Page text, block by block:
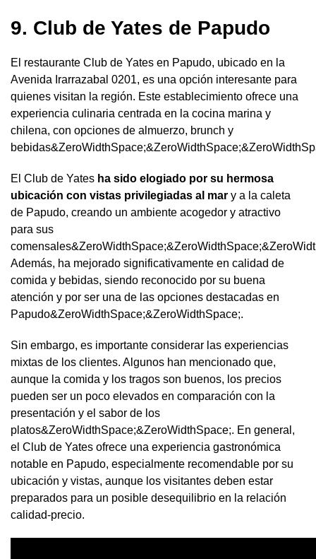
9. Club de Yates de Papudo
El restaurante Club de Yates en Papudo, ubicado en la
Avenida Irarrazabal 0201, es una opción interesante para
quienes visitan la región. Este establecimiento ofrece una
experiencia culinaria centrada en la cocina marina y
chilena, con opciones de almuerzo, brunch y
El Club de Yates ha sido elogiado por su hermosa
ubicación con vistas privilegiadas al mar y a la caleta
de Papudo, creando un ambiente acogedor y atractivo
para sus
Además, ha mejorado significativamente en calidad de
comida y bebidas, siendo reconocido por su buena
atención y por ser una de las opciones destacadas en
Papudo&ZeroWidthSpace;&ZeroWidthSpace;.
Sin embargo, es importante considerar las experiencias
mixtas de los clientes. Algunos han mencionado que,
aunque la comida y los tragos son buenos, los precios
pueden ser un poco elevados en comparación con la
presentación y el sabor de los
platos&ZeroWidthSpace;&ZeroWidthSpace;. En general,
el Club de Yates ofrece una experiencia gastronómica
notable en Papudo, especialmente recomendable por su
ubicación y vistas, aunque los visitantes deben estar
preparados para un posible desequilibrio en la relación
calidad-precio.